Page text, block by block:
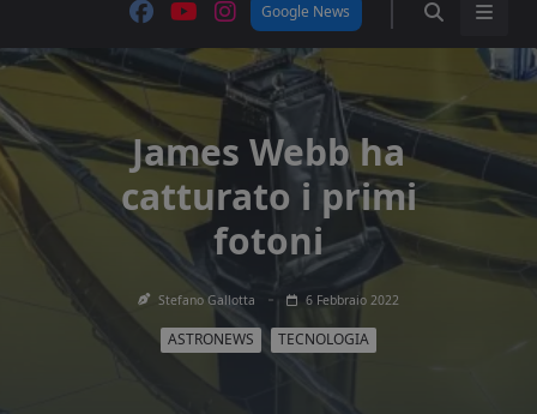
Google News
James Webb ha
catturato i primi
fotoni
Stefano Gallotta 6 Febbraio 2022
ASTRONEWS TECNOLOGIA